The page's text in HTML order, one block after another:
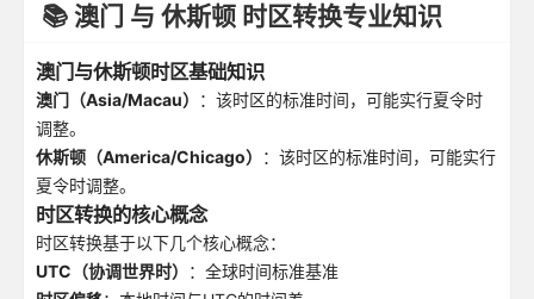
📚 澳门 与 休斯顿 时区转换专业知识
澳门与休斯顿时区基础知识
澳门（Asia/Macau）
：该时区的标准时间，可能实行夏令时
调整。
休斯顿（America/Chicago）
：该时区的标准时间，可能实行
夏令时调整。
时区转换的核心概念
时区转换基于以下几个核心概念：
UTC（协调世界时）
：全球时间标准基准